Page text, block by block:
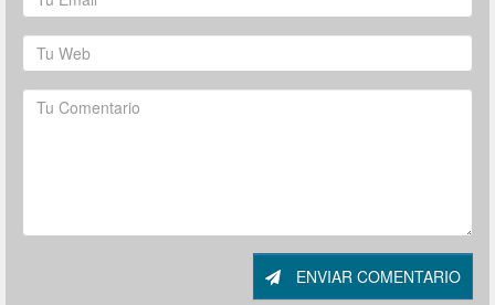
ENVIAR COMENTARIO